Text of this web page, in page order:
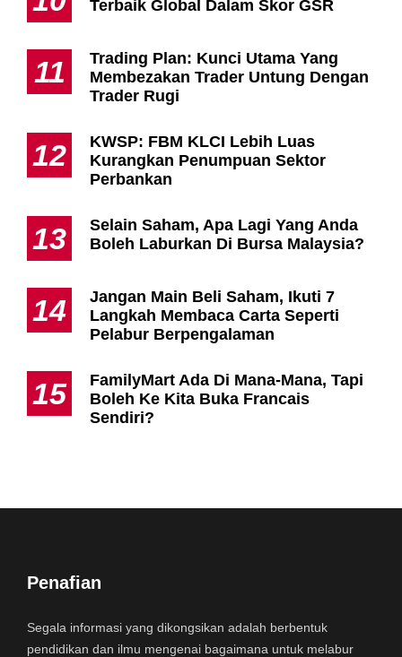
Terbaik Global Dalam Skor GSR
11
Trading Plan: Kunci Utama Yang
Membezakan Trader Untung Dengan
Trader Rugi
12
KWSP: FBM KLCI Lebih Luas
Kurangkan Penumpuan Sektor
Perbankan
13
Selain Saham, Apa Lagi Yang Anda
Boleh Laburkan Di Bursa Malaysia?
14
Jangan Main Beli Saham, Ikuti 7
Langkah Membaca Carta Seperti
Pelabur Berpengalaman
15
FamilyMart Ada Di Mana-Mana, Tapi
Boleh Ke Kita Buka Francais
Sendiri?
Penafian
Segala informasi yang dikongsikan adalah berbentuk
pendidikan dan ilmu mengenai bagaimana untuk melabur